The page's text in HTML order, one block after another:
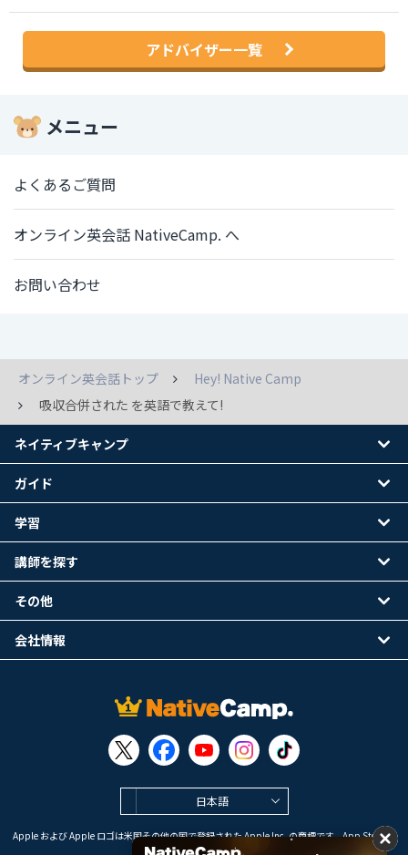
アドバイザー一覧
メニュー
よくあるご質問
オンライン英会話 NativeCamp. へ
お問い合わせ
オンライン英会話トップ
Hey! Native Camp
吸収合併された を英語で教えて!
日本語
Apple および Apple ロゴは米国その他の国で登録された Apple Inc. の商標です。App Store は
Apple Inc. のサービスマークです。
ネイティブキャンプ
ガイド
学習
講師を探す
その他
会社情報